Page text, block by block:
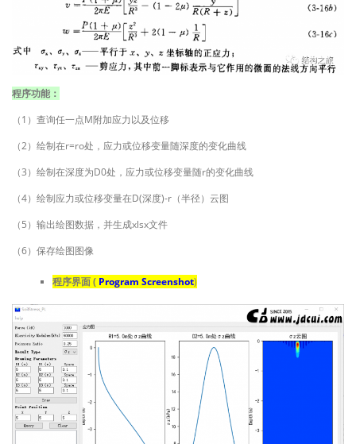
程序功能：
（1）查询任一点M附加应力以及位移
（2）绘制在r=ro处，应力或位移变量随深度的变化曲线
（3）绘制在深度为D0处，应力或位移变量随r的变化曲线
（4）绘制应力或位移变量在D(深度)-r（半径）云图
（5）输出绘图数据，并生成xlsx文件
（6）保存绘图图像
程序界面 ( Program Screenshot)